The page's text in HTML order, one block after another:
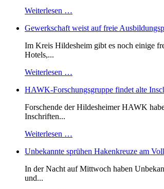
Weiterlesen …
Gewerkschaft weist auf freie
Im Kreis Hildesheim gibt es noch einige
Hotels,...
Weiterlesen …
HAWK-Forschungsgruppe findet alte
Forschende der Hildesheimer HAWK
Inschriften...
Weiterlesen …
Unbekannte sprühen Hakenkreuze am
In der Nacht auf Mittwoch haben
und...